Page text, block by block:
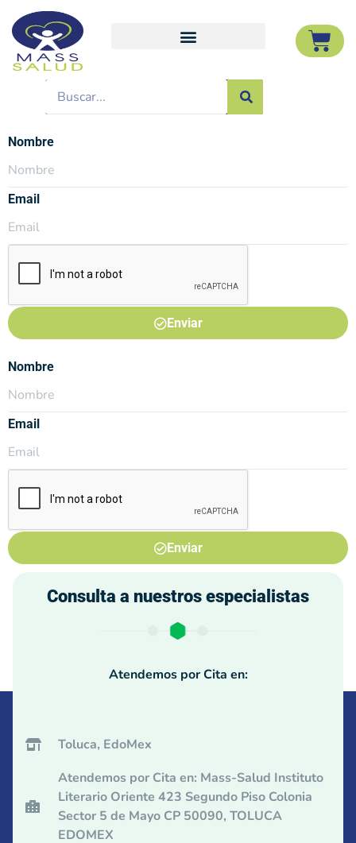
Nombre
Email
Enviar
Nombre
Email
Enviar
Consulta a nuestros especialistas
Atendemos por Cita en:
Toluca, EdoMex
Atendemos por Cita en: Mass-Salud Instituto
Literario Oriente 423 Segundo Piso Colonia
Sector 5 de Mayo CP 50090, TOLUCA
EDOMEX